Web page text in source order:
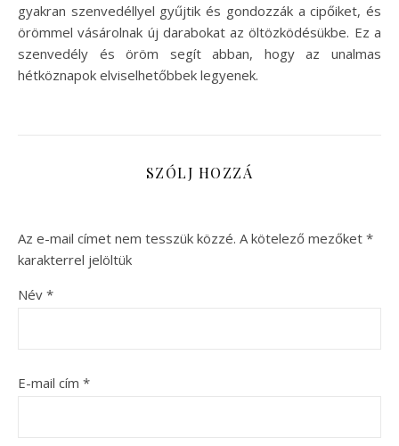
gyakran szenvedéllyel gyűjtik és gondozzák a cipőiket, és
örömmel vásárolnak új darabokat az öltözködésükbe. Ez a
szenvedély és öröm segít abban, hogy az unalmas
hétköznapok elviselhetőbbek legyenek.
SZÓLJ HOZZÁ
Az e-mail címet nem tesszük közzé. A kötelező mezőket *
karakterrel jelöltük
Név *
E-mail cím *